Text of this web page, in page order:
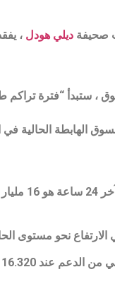
صحيفة ديلي هودل ،
“فترة تراكم
الهابطة الحالية